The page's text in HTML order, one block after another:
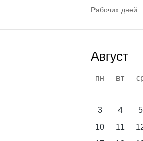
Рабочих дней
Август
пн вт
3
4 5
10
11